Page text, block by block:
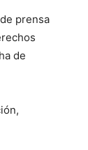
prensa
de